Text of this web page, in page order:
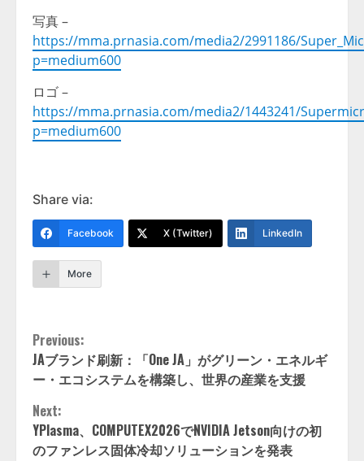
写真 –
https://mma.prnasia.com/media2/2991186/
p=medium600
ロゴ –
https://mma.prnasia.com/media2/1443241/
p=medium600
Share via:
Facebook X (Twitter) LinkedIn
More
Continue
Reading
Previous:
JAブランド刷新：「One JA」がグリーン・エネルギ
ー・エコシステムを構築し、世界の産業を支援
Next:
YPlasma、COMPUTEX2026でNVIDIA Jetson向けの初
のファンレス固体冷却ソリューションを発表